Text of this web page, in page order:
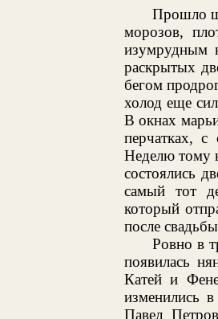
Прошло
морозов,
изумрудным
раскрытых
бегом
холод еще
В окнах
перчатках,
Неделю тому
состоялись
самый тот
который
после
Ровно в
появилась
Катей и
изменились
Павел